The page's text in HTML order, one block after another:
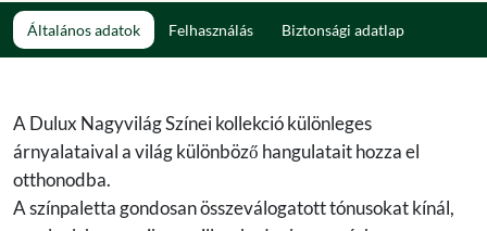
Általános adatok Felhasználás Biztonsági adatlap
A Dulux Nagyvilág Színei kollekció különleges
árnyalataival a világ különböző hangulatait hozza el
otthonodba.
A színpaletta gondosan összeválogatott tónusokat kínál,